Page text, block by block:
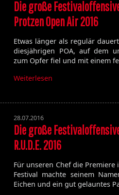
Die große
Protzen Open Air 2016
Etwas länger als regulär
diesjährigen POA, auf dem
zum Opfer fiel und mit einem
Weiterlesen
28.07.2016
Die große
R.U.D.E. 2016
Für unseren Chef die
Festival machte seinem
Eichen und ein gut gelauntes
Elixir